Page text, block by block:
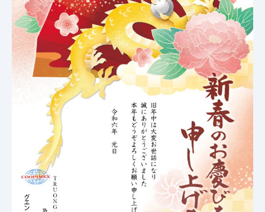
Số điện thoại
Nội dung